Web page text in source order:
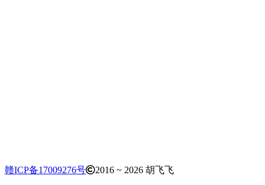
就是每一步都选择概率最大的那个 token，然后把
赣ICP备17009276号 2016 ~ 2026 胡飞飞